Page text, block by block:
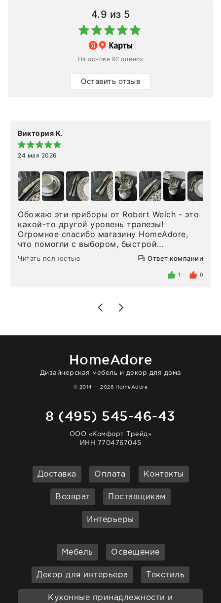
4.9 из 5
На основе 92 оценок
Оставить отзыв
Виктория К.
24 мая 2026
Обожаю эти приборы от Robert Welch - это
какой-то другой уровень трапезы!
Огромное спасибо магазину HomeAdore,
что помогли с выбором, быстрой
доставкой и высоким сервисом. Один раз
была здесь лично, забирала чайные ложки,
внутри очень много антикварной посуды,
Позже заказывала остальные приборы -
доставили сдэком на следующий день к
отвечает очень быстро. Взаимодействием
Читать полностью Ответ компании
1 0
HomeAdore
Дизайнерская мебель и декор для дома
© 2014 — 2026 HomeAdore
8 (495) 545-46-43
ООО «Комфорт Трейд»
ИНН 7704767045
Доставка Оплата Контакты
Возврат Поставщикам
Интерьеры
Мебель Освещение
Декор для интерьера Текстиль
Кухонные принадлежности и